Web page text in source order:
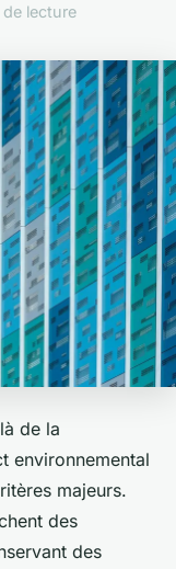
lecture
de la
environnemental
majeurs.
des
des